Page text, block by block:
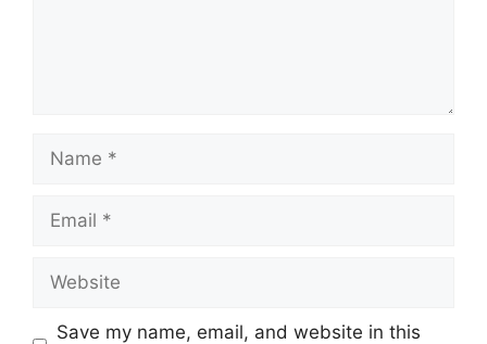
Save my name, email, and website in this